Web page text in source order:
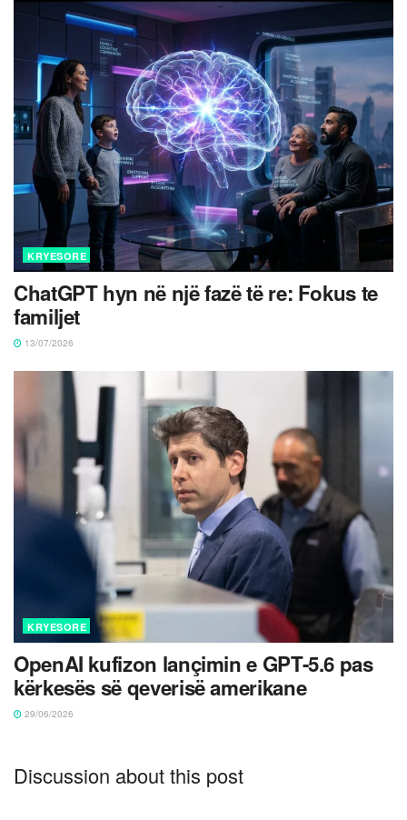
KRYESORE
ChatGPT hyn në një fazë të re: Fokus te
familjet
13/07/2026
KRYESORE
OpenAI kufizon lançimin e GPT-5.6 pas
kërkesës së qeverisë amerikane
29/06/2026
Discussion about this post